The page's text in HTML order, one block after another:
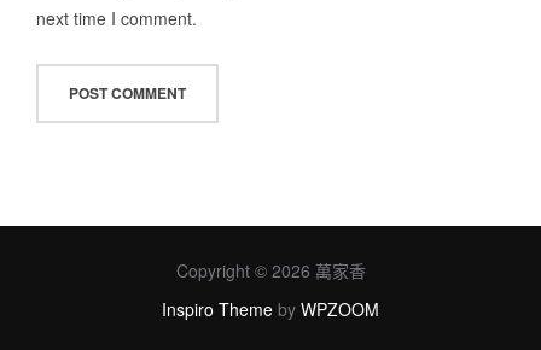
next time I comment.
Copyright © 2026 萬家香
Inspiro Theme by WPZOOM